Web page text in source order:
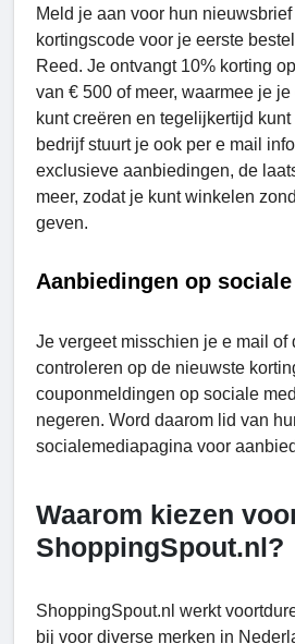
Meld je aan voor hun
kortingscode voor je eerste
Reed. Je ontvangt 10% korting
van € 500 of meer, waarmee je
kunt creëren en tegelijkertijd
bedrijf stuurt je ook per e mail
exclusieve aanbiedingen, de
meer, zodat je kunt winkelen
geven.
Aanbiedingen op
Je vergeet misschien je e mail of
controleren op de nieuwste
couponmeldingen op sociale
negeren. Word daarom lid van
socialemediapagina voor
Waarom kiezen
ShoppingSpout.nl?
ShoppingSpout.nl werkt
bij voor diverse merken in